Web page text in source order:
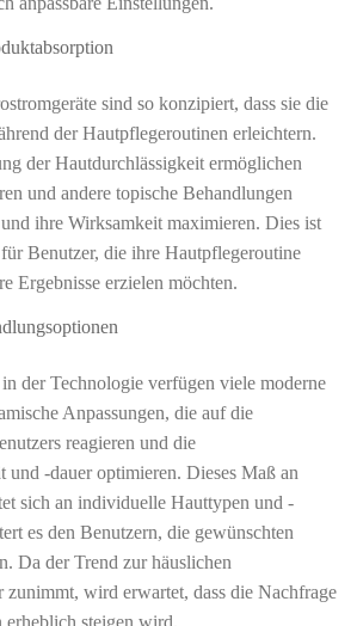
sind so konzipiert, dass sie die
der Hautpflegeroutinen erleichtern.
der Hautdurchlässigkeit ermöglichen
und andere topische Behandlungen
ihre Wirksamkeit maximieren. Dies ist
Benutzer, die ihre Hautpflegeroutine
Ergebnisse erzielen möchten.
der Technologie verfügen viele moderne
Anpassungen, die auf die
reagieren und die
und -dauer optimieren. Dieses Maß an
sich an individuelle Hauttypen und -
es den Benutzern, die gewünschten
Da der Trend zur häuslichen
wird erwartet, dass die Nachfrage
erheblich steigen wird.